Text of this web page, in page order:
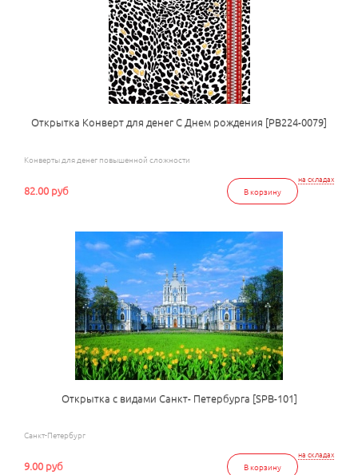
Открытка Конверт для денег С Днем рождения [РВ224-0079]
Конверты для денег повышенной сложности
на складах
В корзину
82.00 руб
Открытка с видами Санкт- Петербурга [SPB-101]
Санкт-Петербург
на складах
В корзину
9.00 руб